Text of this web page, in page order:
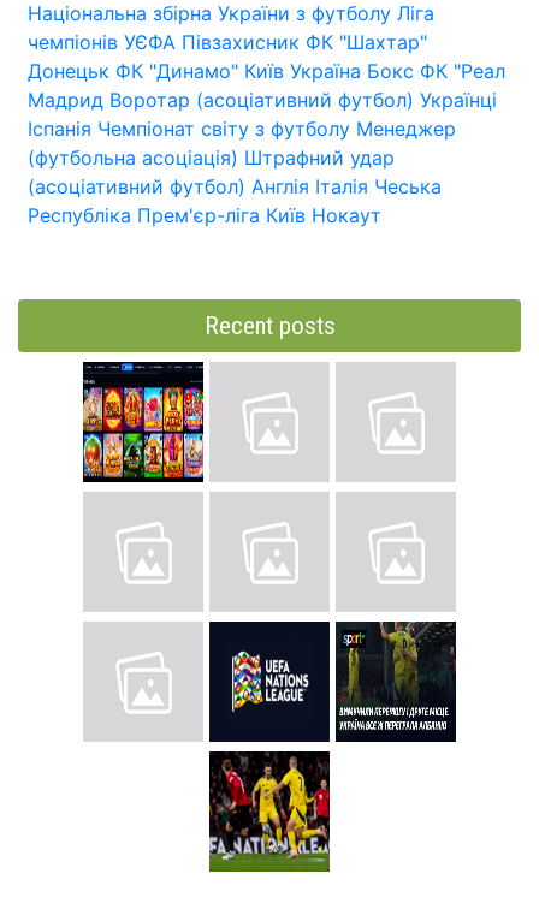
Національна збірна України з футболу Ліга
чемпіонів УЄФА Півзахисник ФК "Шахтар"
Донецьк ФК "Динамо" Київ Україна Бокс ФК "Реал
Мадрид Воротар (асоціативний футбол) Українці
Іспанія Чемпіонат світу з футболу Менеджер
(футбольна асоціація) Штрафний удар
(асоціативний футбол) Англія Італія Чеська
Республіка Прем'єр-ліга Київ Нокаут
Recent posts